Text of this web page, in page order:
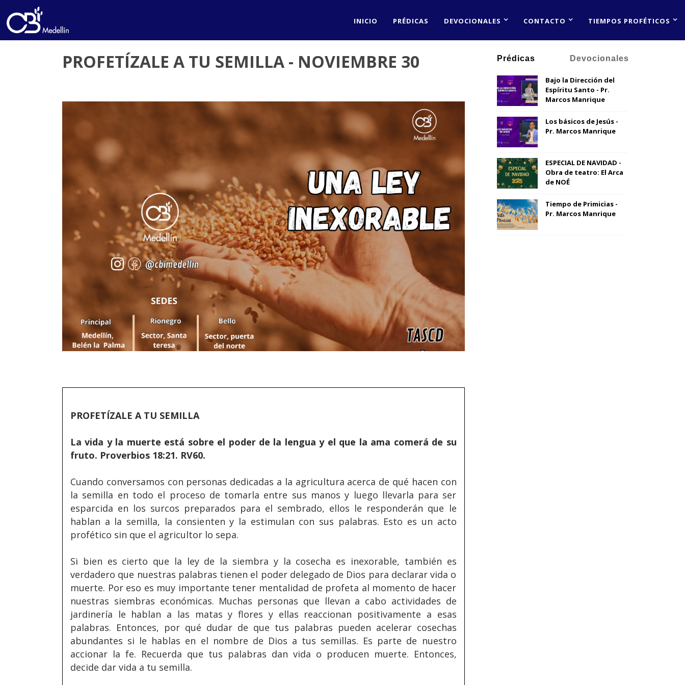
INICIO PRÉDICAS DEVOCIONALES CONTACTO TIEMPOS PROFÉTICOS
PROFETÍZALE A TU SEMILLA - NOVIEMBRE 30
PROFETÍZALE A TU SEMILLA
La vida y la muerte está sobre el poder de la lengua y el que la ama comerá de su
fruto. Proverbios 18:21. RV60.
Cuando conversamos con personas dedicadas a la agricultura acerca de qué hacen con
la semilla en todo el proceso de tomarla entre sus manos y luego llevarla para ser
esparcida en los surcos preparados para el sembrado, ellos le responderán que le
hablan a la semilla, la consienten y la estimulan con sus palabras. Esto es un acto
profético sin que el agricultor lo sepa.
Si bien es cierto que la ley de la siembra y la cosecha es inexorable, también es
verdadero que nuestras palabras tienen el poder delegado de Dios para declarar vida o
muerte. Por eso es muy importante tener mentalidad de profeta al momento de hacer
nuestras siembras económicas. Muchas personas que llevan a cabo actividades de
jardinería le hablan a las matas y flores y ellas reaccionan positivamente a esas
palabras. Entonces, por qué dudar de que tus palabras pueden acelerar cosechas
abundantes si le hablas en el nombre de Dios a tus semillas. Es parte de nuestro
accionar la fe. Recuerda que tus palabras dan vida o producen muerte. Entonces,
decide dar vida a tu semilla.
Prédicas Devocionales
Bajo la Dirección del
Espíritu Santo - Pr.
Marcos Manrique
Los básicos de Jesús -
Pr. Marcos Manrique
ESPECIAL DE NAVIDAD -
Obra de teatro: El Arca
de NOÉ
Tiempo de Primicias -
Pr. Marcos Manrique